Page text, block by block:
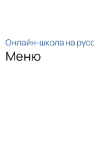
Онлайн-школа на
Меню